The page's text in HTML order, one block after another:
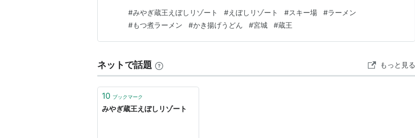
ぼしリゾートに到着！！ この「ゴンドラハウス」で、スキー一式のレンタルとリフト
券をゲットします。 スキーレンタル（スト…
#みやぎ蔵王えぼしリゾート #えぼしリゾート #スキー場 #ラーメン
#もつ煮ラーメン #かき揚げうどん #宮城 #蔵王
ネットで話題 もっと見る
10 ブックマーク
みやぎ蔵王えぼしリゾート